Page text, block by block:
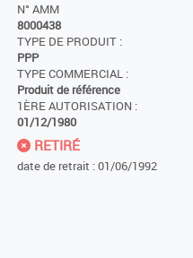
N° AMM
8000438
TYPE DE PRODUIT :
PPP
TYPE COMMERCIAL :
Produit de référence
1ÈRE AUTORISATION :
01/12/1980
RETIRÉ
date de retrait : 01/06/1992